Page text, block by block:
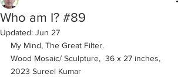
Who am I? #89
Updated: Jun 27
My Mind, The Great Filter.
Wood Mosaic/ Sculpture,  36 x 27 inches,
2023 Sureel Kumar